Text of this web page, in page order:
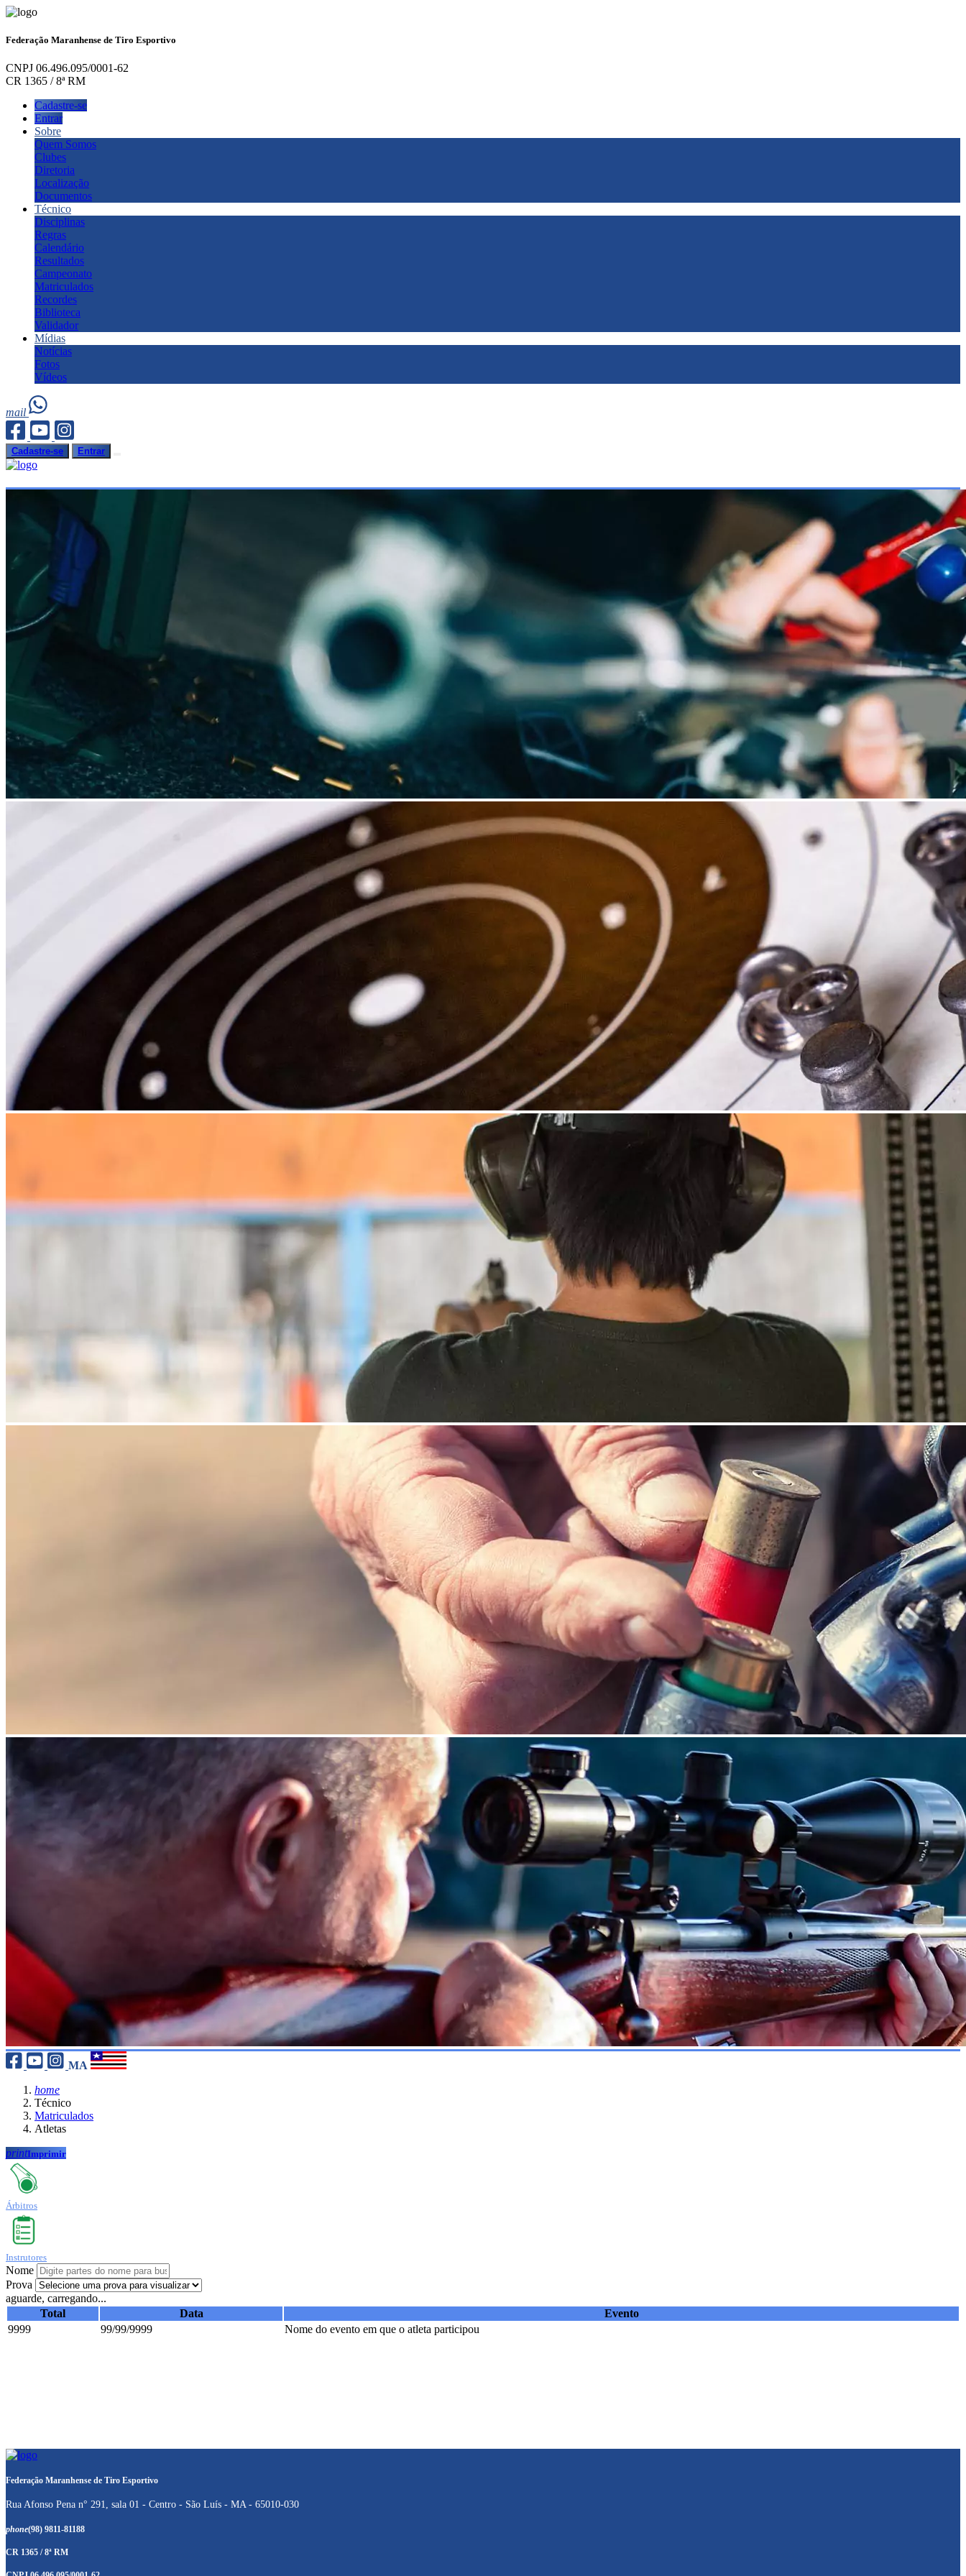
Federação Maranhense de Tiro Esportivo
CNPJ 06.496.095/0001-62
CR 1365 / 8ª RM
Cadastre-se
Entrar
Sobre
Quem Somos
Clubes
Diretoria
Localização
Documentos
Técnico
Disciplinas
Regras
Calendário
Resultados
Campeonato
Matriculados
Recordes
Biblioteca
Validador
Mídias
Notícias
Fotos
Vídeos
mail
Cadastre-se Entrar
MA
home
Técnico
Matriculados
Atletas
printImprimir
Árbitros
Instrutores
Nome
Prova
aguarde, carregando...
Total
Data
Evento
9999
99/99/9999 Nome do evento em que o atleta participou
Federação Maranhense de Tiro Esportivo
Rua Afonso Pena n° 291, sala 01 - Centro - São Luís - MA - 65010-030
phone(98) 9811-81188
CR 1365 / 8ª RM